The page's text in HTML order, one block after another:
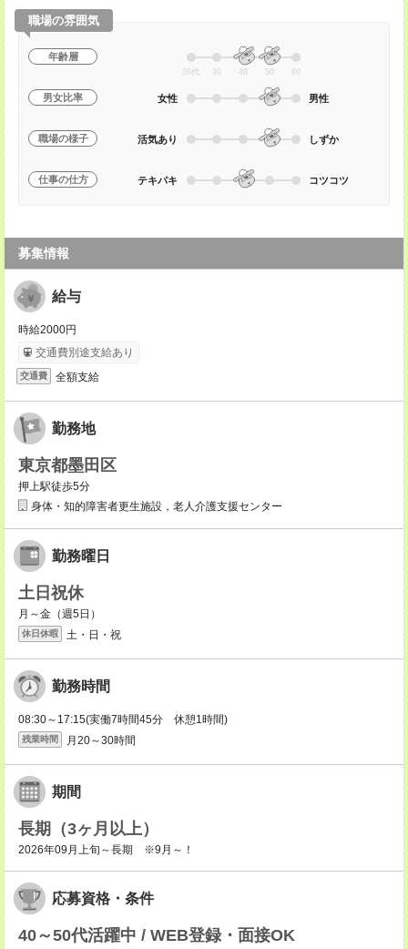
職場の雰囲気
年齢層
20代 30 40 50 60
男女比率 女性 男性
職場の様子 活気あり しずか
仕事の仕方 テキパキ コツコツ
募集情報
給与
時給2000円
交通費別途支給あり
交通費 全額支給
勤務地
東京都墨田区
押上駅徒歩5分
身体・知的障害者更生施設，老人介護支援センター
勤務曜日
土日祝休
月～金（週5日）
休日休暇 土・日・祝
勤務時間
08:30～17:15(実働7時間45分 休憩1時間)
残業時間 月20～30時間
期間
長期（3ヶ月以上）
2026年09月上旬～長期 ※9月～！
応募資格・条件
40～50代活躍中 / WEB登録・面接OK